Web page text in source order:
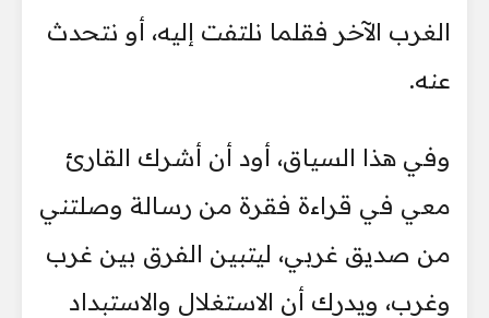
الغرب الآخر فقلما نلتفت إليه، أو نتحدث
عنه.
وفي هذا السياق، أود أن أشرك القارئ
معي في قراءة فقرة من رسالة وصلتني
من صديق غربي، ليتبين الفرق بين غرب
وغرب، ويدرك أن الاستغلال والاستبداد